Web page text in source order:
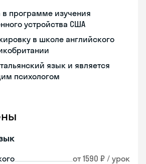
в программе изучения
устройства США
в школе английского
язык и является
психологом
от 1590 ₽ / урок